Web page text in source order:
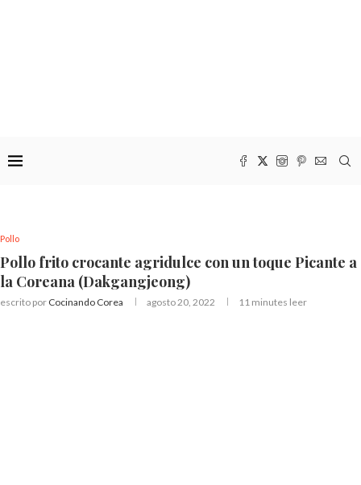
Pollo
Pollo frito crocante agridulce con un toque Picante a
la Coreana (Dakgangjeong)
escrito por Cocinando Corea agosto 20, 2022 11 minutes leer